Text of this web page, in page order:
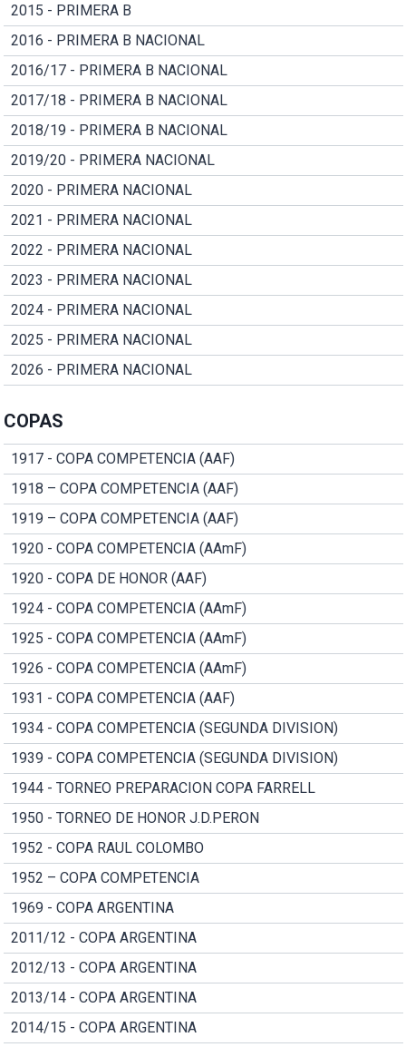
2015 - PRIMERA B
2016 - PRIMERA B NACIONAL
2016/17 - PRIMERA B NACIONAL
2017/18 - PRIMERA B NACIONAL
2018/19 - PRIMERA B NACIONAL
2019/20 - PRIMERA NACIONAL
2020 - PRIMERA NACIONAL
2021 - PRIMERA NACIONAL
2022 - PRIMERA NACIONAL
2023 - PRIMERA NACIONAL
2024 - PRIMERA NACIONAL
2025 - PRIMERA NACIONAL
2026 - PRIMERA NACIONAL
COPAS
1917 - COPA COMPETENCIA (AAF)
1918 – COPA COMPETENCIA (AAF)
1919 – COPA COMPETENCIA (AAF)
1920 - COPA COMPETENCIA (AAmF)
1920 - COPA DE HONOR (AAF)
1924 - COPA COMPETENCIA (AAmF)
1925 - COPA COMPETENCIA (AAmF)
1926 - COPA COMPETENCIA (AAmF)
1931 - COPA COMPETENCIA (AAF)
1934 - COPA COMPETENCIA (SEGUNDA DIVISION)
1939 - COPA COMPETENCIA (SEGUNDA DIVISION)
1944 - TORNEO PREPARACION COPA FARRELL
1950 - TORNEO DE HONOR J.D.PERON
1952 - COPA RAUL COLOMBO
1952 – COPA COMPETENCIA
1969 - COPA ARGENTINA
2011/12 - COPA ARGENTINA
2012/13 - COPA ARGENTINA
2013/14 - COPA ARGENTINA
2014/15 - COPA ARGENTINA